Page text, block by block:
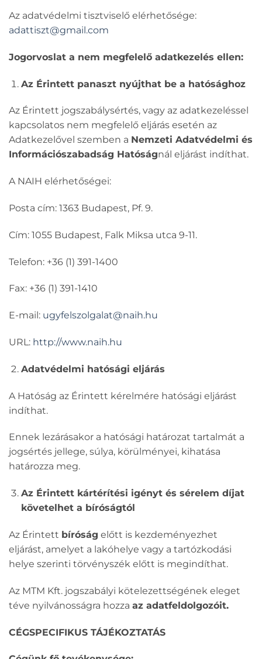
Az adatvédelmi tisztviselő elérhetősége:
adattiszt@gmail.com
Jogorvoslat a nem megfelelő adatkezelés ellen:
Az Érintett panaszt nyújthat be a hatósághoz
Az Érintett jogszabálysértés, vagy az adatkezeléssel
kapcsolatos nem megfelelő eljárás esetén az
Adatkezelővel szemben a Nemzeti Adatvédelmi és
Információszabadság Hatóságnál eljárást indíthat.
A NAIH elérhetőségei:
Posta cím: 1363 Budapest, Pf. 9.
Cím: 1055 Budapest, Falk Miksa utca 9-11.
Telefon: +36 (1) 391-1400
Fax: +36 (1) 391-1410
E-mail: ugyfelszolgalat@naih.hu
URL: http://www.naih.hu
Adatvédelmi hatósági eljárás
A Hatóság az Érintett kérelmére hatósági eljárást
indíthat.
Ennek lezárásakor a hatósági határozat tartalmát a
jogsértés jellege, súlya, körülményei, kihatása
határozza meg.
Az Érintett kártérítési igényt és sérelem díjat
követelhet a bíróságtól
Az Érintett bíróság előtt is kezdeményezhet
eljárást, amelyet a lakóhelye vagy a tartózkodási
helye szerinti törvényszék előtt is megindíthat.
Az MTM Kft. jogszabályi kötelezettségének eleget
téve nyilvánosságra hozza az adatfeldolgozóit.
CÉGSPECIFIKUS TÁJÉKOZTATÁS